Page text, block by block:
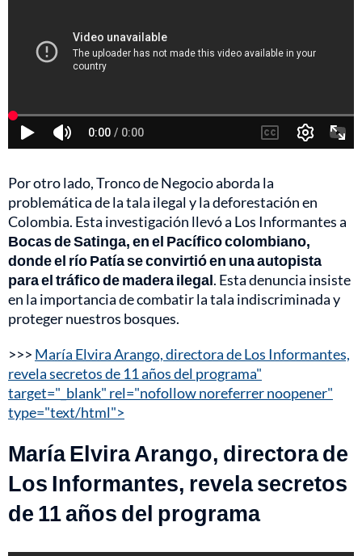
Por otro lado, Tronco de Negocio aborda la
problemática de la tala ilegal y la deforestación en
Colombia. Esta investigación llevó a Los Informantes a
Bocas de Satinga, en el Pacífico colombiano,
donde el río Patía se convirtió en una autopista
para el tráfico de madera ilegal. Esta denuncia insiste
en la importancia de combatir la tala indiscriminada y
proteger nuestros bosques.
>>> María Elvira Arango, directora de Los Informantes,
revela secretos de 11 años del programa"
target="_blank" rel="nofollow noreferrer noopener"
type="text/html">
María Elvira Arango, directora de
Los Informantes, revela secretos
de 11 años del programa